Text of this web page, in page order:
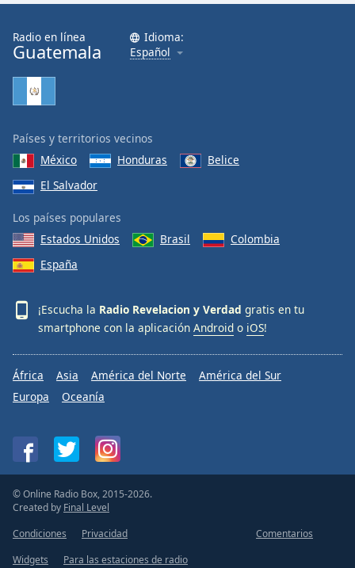
Radio en línea
Guatemala
Idioma:
Español
Países y territorios vecinos
México
Honduras
Belice
El Salvador
Los países populares
Estados Unidos
Brasil
Colombia
España
¡Escucha la Radio Revelacion y Verdad gratis en tu
smartphone con la aplicación Android o iOS!
África Asia América del Norte
América del Sur
Europa
Oceanía
© Online Radio Box, 2015-2026.
Created by Final Level
Condiciones
Privacidad
Comentarios
Widgets
Para las estaciones de radio